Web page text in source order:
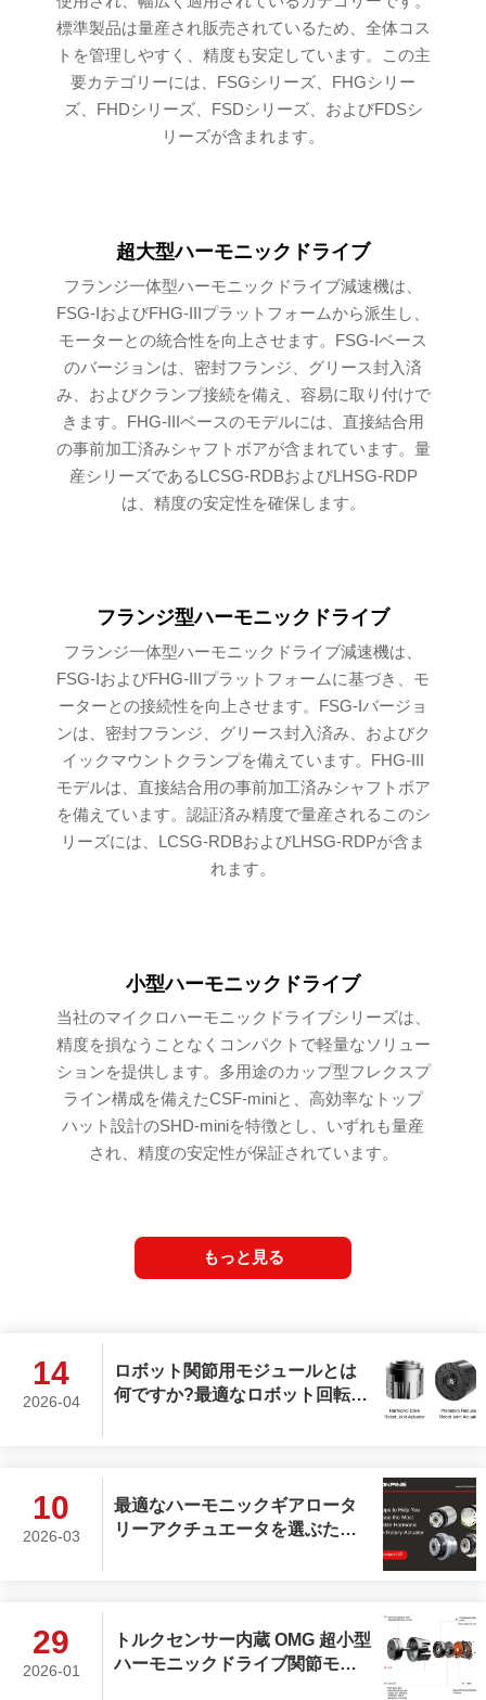
標準製品は量産され販売されているため、全体コス
トを管理しやすく、精度も安定しています。この主
要カテゴリーには、FSGシリーズ、FHGシリー
ズ、FHDシリーズ、FSDシリーズ、およびFDSシ
リーズが含まれます。
超大型ハーモニックドライブ
フランジ一体型ハーモニックドライブ減速機は、
FSG-IおよびFHG-IIIプラットフォームから派生し、
モーターとの統合性を向上させます。FSG-Iベース
のバージョンは、密封フランジ、グリース封入済
み、およびクランプ接続を備え、容易に取り付けで
きます。FHG-IIIベースのモデルには、直接結合用
の事前加工済みシャフトボアが含まれています。量
産シリーズであるLCSG-RDBおよびLHSG-RDP
は、精度の安定性を確保します。
フランジ型ハーモニックドライブ
フランジ一体型ハーモニックドライブ減速機は、
FSG-IおよびFHG-IIIプラットフォームに基づき、モ
ーターとの接続性を向上させます。FSG-Iバージョ
ンは、密封フランジ、グリース封入済み、およびク
イックマウントクランプを備えています。FHG-III
モデルは、直接結合用の事前加工済みシャフトボア
を備えています。認証済み精度で量産されるこのシ
リーズには、LCSG-RDBおよびLHSG-RDPが含ま
れます。
小型ハーモニックドライブ
当社のマイクロハーモニックドライブシリーズは、
精度を損なうことなくコンパクトで軽量なソリュー
ションを提供します。多用途のカップ型フレクスプ
ライン構成を備えたCSF-miniと、高効率なトップ
ハット設計のSHD-miniを特徴とし、いずれも量産
され、精度の安定性が保証されています。
もっと見る
14
2026-04
ロボット関節用モジュールとは
何ですか?最適なロボット回転関
10
2026-03
最適なハーモニックギアロータ
リーアクチュエータを選ぶため
29
2026-01
トルクセンサー内蔵 OMG 超小型
ハーモニックドライブ関節モジ